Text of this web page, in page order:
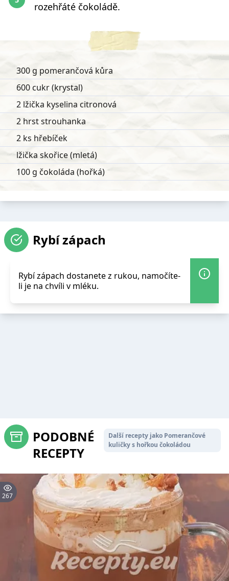
rozehřáté čokoládě.
300 g pomerančová kůra
600 cukr (krystal)
2 lžička kyselina citronová
2 hrst strouhanka
2 ks hřebíček
lžička skořice (mletá)
100 g čokoláda (hořká)
Rybí zápach
Rybí zápach dostanete z rukou, namočíte-
li je na chvíli v mléku.
PODOBNÉ
RECEPTY
Další recepty jako Pomerančové
kuličky s hořkou čokoládou
267